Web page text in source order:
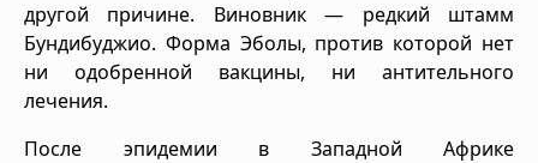
другой причине. Виновник — редкий штамм
Бундибуджио. Форма Эболы, против которой нет
ни одобренной вакцины, ни антительного
лечения.
После эпидемии в Западной Африке